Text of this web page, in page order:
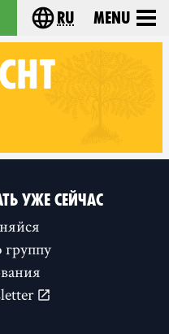
Choose your
ru Menu
УЖЕ СЕЙЧАС